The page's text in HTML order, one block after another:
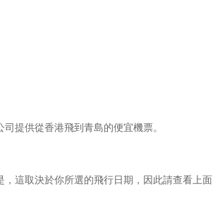
提供從香港飛到青島的便宜機票。
這取決於你所選的飛行日期，因此請查看上面